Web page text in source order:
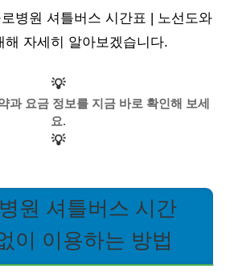
병원 셔틀버스 시간표 | 노선도와
해 자세히 알아보겠습니다.
💡
과 요금 정보를 지금 바로 확인해 보세
요.
💡
원 셔틀버스 시간
이 이용하는 방법